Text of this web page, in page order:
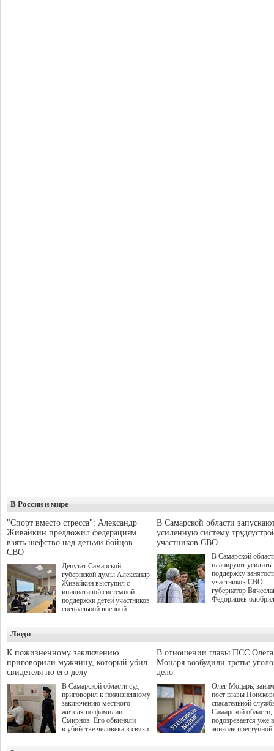
В России и мире
"Спорт вместо стресса": Александр
Живайкин предложил федерациям
взять шефство над детьми бойцов
СВО
Депутат Самарской
губернской думы Александр
Живайкин выступил с
инициативой системной
поддержки детей участников
специальной военной
"Помощь фронту и семьям
участников СВО", которая
прошла в Отрадном 7
августа.
В Самарской области
усиленную систему
участников СВО
В Самарской
планируют усилить
поддержку
участников СВО:
губернатор
Федорищев
на трудоустройство
спокойную
мирной жизни.
Люди
К пожизненному заключению
приговорили мужчину, который убил
свидетеля по его делу
В Самарской области суд
приговорил к пожизненному
заключению местного
жителя по фамилии
Смирнов. Его обвиняли
в убийстве человека в связи
В отношении главы ПСС Олега
Моцаря возбудили третье
дело
Олег Моцарь,
пост главы
спасательной
Самарской области,
подозревается уже
эпизоде преступной